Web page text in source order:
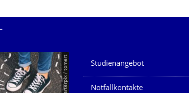
© Smarterpix / tomert Unsere Dienste
Studienangebot
Notfallkontakte